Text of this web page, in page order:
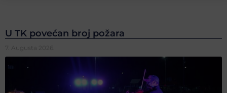
U TK povećan broj požara
7. Augusta 2026.